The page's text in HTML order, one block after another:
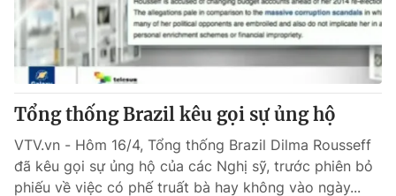
Tổng thống Brazil kêu gọi sự ủng hộ
VTV.vn - Hôm 16/4, Tổng thống Brazil Dilma Rousseff
đã kêu gọi sự ủng hộ của các Nghị sỹ, trước phiên bỏ
phiếu về việc có phế truất bà hay không vào ngày...